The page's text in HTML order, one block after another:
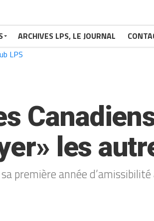
ARCHIVES LPS, LE JOURNAL
les
première année